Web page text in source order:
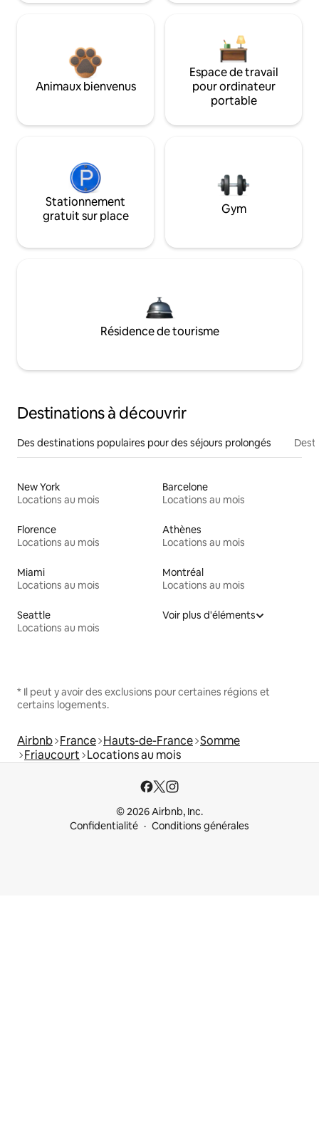
Animaux bienvenus
Espace de travail
pour ordinateur
portable
Stationnement
gratuit sur place
Gym
Résidence de tourisme
Destinations à découvrir
Des destinations populaires pour des séjours prolongés
New York
Locations au mois
Barcelone
Locations au mois
Florence
Locations au mois
Athènes
Locations au mois
Miami
Locations au mois
Montréal
Locations au mois
Seattle
Locations au mois
Voir plus d'éléments
* Il peut y avoir des exclusions pour certaines régions et
certains logements.
Airbnb France Hauts-de-France Somme
Friaucourt Locations au mois
© 2026 Airbnb, Inc.
Confidentialité
Conditions générales